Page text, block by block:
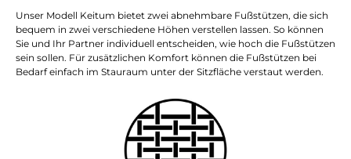
Unser Modell Keitum bietet zwei abnehmbare Fußstützen, die sich
bequem in zwei verschiedene Höhen verstellen lassen. So können
Sie und Ihr Partner individuell entscheiden, wie hoch die Fußstützen
sein sollen. Für zusätzlichen Komfort können die Fußstützen bei
Bedarf einfach im Stauraum unter der Sitzfläche verstaut werden.